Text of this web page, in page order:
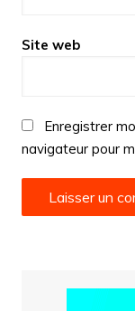
Site web
Enregistrer
navigateur pour